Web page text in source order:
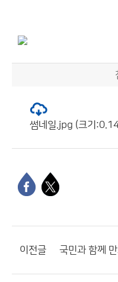
썸네일.jpg (크기
이전글